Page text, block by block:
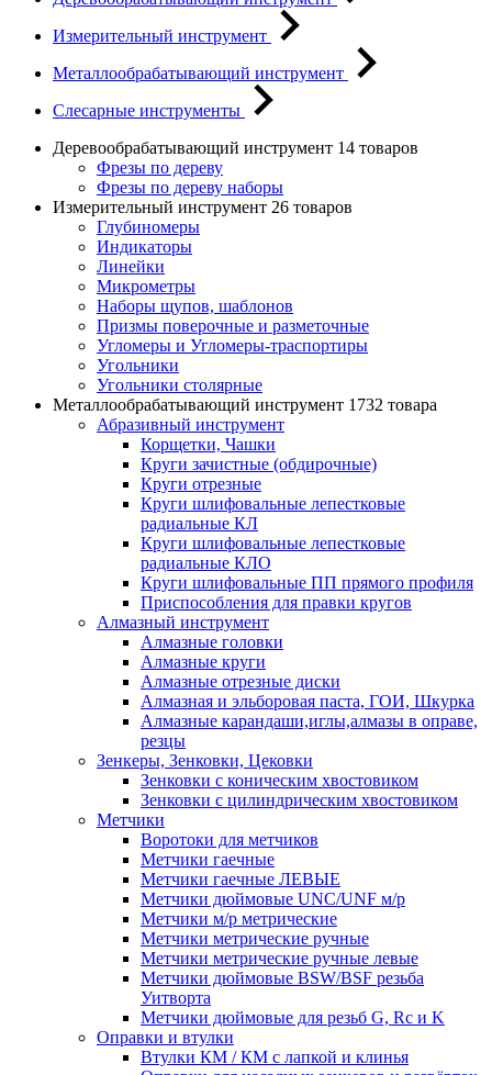
Измерительный инструмент
Металлообрабатывающий инструмент
Слесарные инструменты
Деревообрабатывающий инструмент 14 товаров
Фрезы по дереву
Фрезы по дереву наборы
Измерительный инструмент 26 товаров
Глубиномеры
Индикаторы
Линейки
Микрометры
Наборы щупов, шаблонов
Призмы поверочные и разметочные
Угломеры и Угломеры-траспортиры
Угольники
Угольники столярные
Металлообрабатывающий инструмент 1732 товара
Абразивный инструмент
Корщетки, Чашки
Круги зачистные (обдирочные)
Круги отрезные
Круги шлифовальные лепестковые
радиальные КЛ
Круги шлифовальные лепестковые
радиальные КЛО
Круги шлифовальные ПП прямого профиля
Приспособления для правки кругов
Алмазный инструмент
Алмазные головки
Алмазные круги
Алмазные отрезные диски
Алмазная и эльборовая паста, ГОИ, Шкурка
Алмазные карандаши,иглы,алмазы в оправе,
резцы
Зенкеры, Зенковки, Цековки
Зенковки с коническим хвостовиком
Зенковки с цилиндрическим хвостовиком
Метчики
Воротоки для метчиков
Метчики гаечные
Метчики гаечные ЛЕВЫЕ
Метчики дюймовые UNC/UNF м/р
Метчики м/р метрические
Метчики метрические ручные
Метчики метрические ручные левые
Метчики дюймовые BSW/BSF резьба
Уитворта
Метчики дюймовые для резьб G, Rc и K
Оправки и втулки
Втулки КМ / КМ с лапкой и клинья